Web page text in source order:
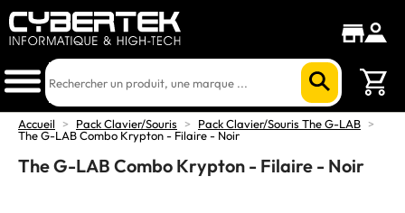
Accueil > Pack Clavier/Souris > Pack Clavier/Souris The G-LAB >
The G-LAB Combo Krypton - Filaire - Noir
The G-LAB Combo Krypton - Filaire - Noir